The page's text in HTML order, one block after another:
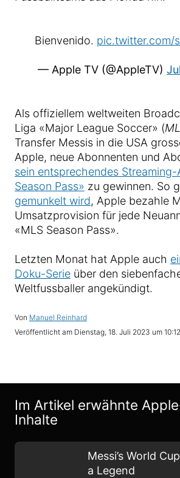
Bienvenido. pic.twitter.com/
— Apple TV (@AppleTV)
Als offiziellem weltweiten
Liga «Major League Soccer» (
Transfer Messis in die USA
Apple, neue Abonnenten und
sein entsprechendes
Season Pass» zu gewinnen. So
gemunkelt wird, Apple bezahle
Umsatzprovision für jede
«MLS Season Pass».
Letzten Monat hat Apple auch
Doku-Serie über den
Weltfussballer angekündigt.
Von Manuel Reinhard
Veröffentlicht am Dienstag, 18. Juli 2023 um
Im Artikel erwähnte
Inhalte
Messi’s World
a Legend